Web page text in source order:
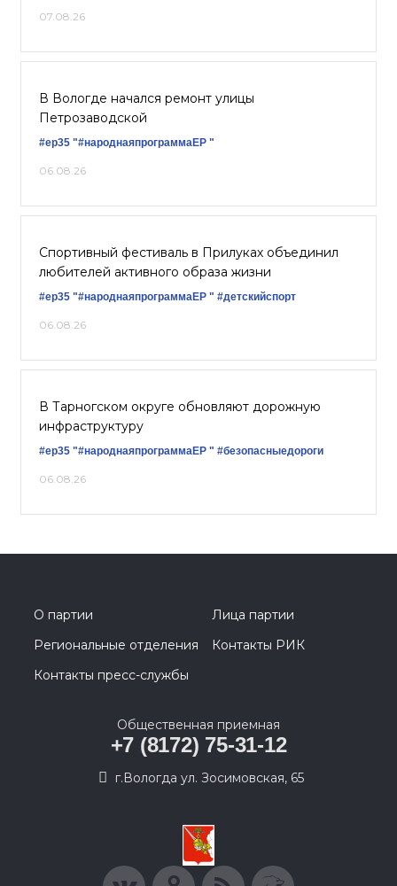
07.08.26
В Вологде начался ремонт улицы
Петрозаводской
#ер35 "#народнаяпрограммаЕР "
06.08.26
Спортивный фестиваль в Прилуках объединил
любителей активного образа жизни
#ер35 "#народнаяпрограммаЕР " #детскийспорт
06.08.26
В Тарногском округе обновляют дорожную
инфраструктуру
#ер35 "#народнаяпрограммаЕР " #безопасныедороги
06.08.26
О партии
Лица партии
Региональные отделения
Контакты РИК
Контакты пресс-службы
Общественная приемная
+7 (8172) 75-31-12
г.Вологда ул. Зосимовская, 65